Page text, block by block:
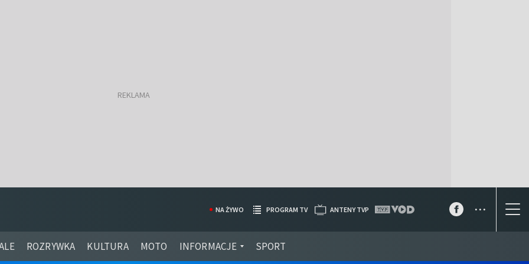
ROZRYWKA KULTURA MOTO INFORMACJE SPORT
NA ŻYWO PROGRAM TV ANTENY TVP ...